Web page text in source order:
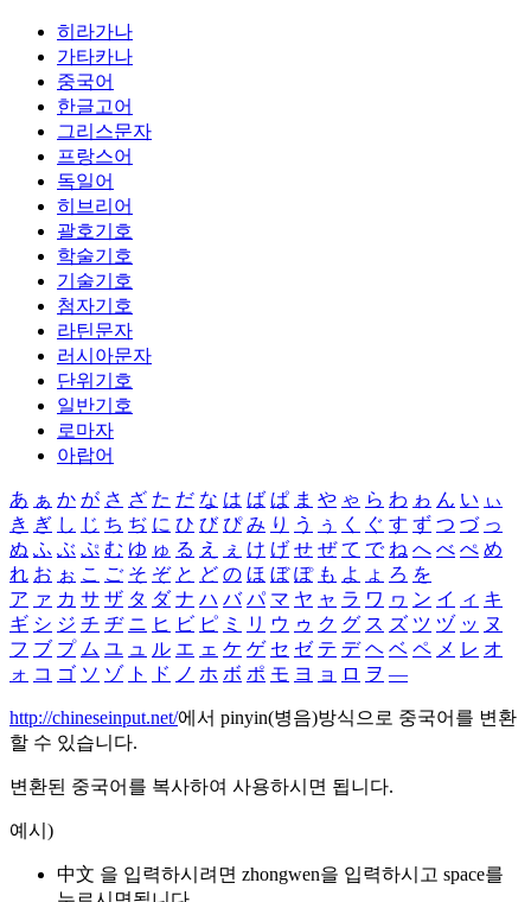
히라가나
가타카나
중국어
한글고어
그리스문자
프랑스어
독일어
히브리어
괄호기호
학술기호
기술기호
첨자기호
라틴문자
러시아문자
단위기호
일반기호
로마자
아랍어
あ ぁ か が さ ざ た だ な は ば ぱ ま や ゃ ら わ ゎ ん い ぃ
き ぎ し じ ち ぢ に ひ び ぴ み り う ぅ く ぐ す ず つ づ っ
ぬ ふ ぶ ぷ む ゆ ゅ る え ぇ け げ せ ぜ て で ね へ べ ぺ め
れ お ぉ こ ご そ ぞ と ど の ほ ぼ ぽ も よ ょ ろ を
ア ァ カ サ ザ タ ダ ナ ハ バ パ マ ヤ ャ ラ ワ ヮ ン イ ィ キ
ギ シ ジ チ ヂ ニ ヒ ビ ピ ミ リ ウ ゥ ク グ ス ズ ツ ヅ ッ ヌ
フ ブ プ ム ユ ュ ル エ ェ ケ ゲ セ ゼ テ デ ヘ ベ ペ メ レ オ
ォ コ ゴ ソ ゾ ト ド ノ ホ ボ ポ モ ヨ ョ ロ ヲ ―
http://chineseinput.net/에서 pinyin(병음)방식으로 중국어를 변환
할 수 있습니다.
변환된 중국어를 복사하여 사용하시면 됩니다.
예시)
中文 을 입력하시려면 zhongwen을 입력하시고 space를